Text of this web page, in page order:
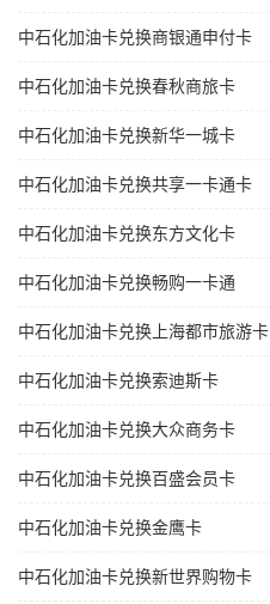
中石化加油卡兑换商银通申付卡
中石化加油卡兑换春秋商旅卡
中石化加油卡兑换新华一城卡
中石化加油卡兑换共享一卡通卡
中石化加油卡兑换东方文化卡
中石化加油卡兑换畅购一卡通
中石化加油卡兑换上海都市旅游卡
中石化加油卡兑换索迪斯卡
中石化加油卡兑换大众商务卡
中石化加油卡兑换百盛会员卡
中石化加油卡兑换金鹰卡
中石化加油卡兑换新世界购物卡